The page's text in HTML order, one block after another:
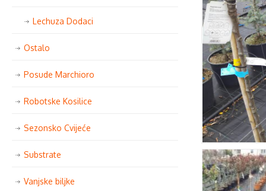
Lechuza Dodaci
Ostalo
Posude Marchioro
Robotske Kosilice
Sezonsko Cvijeće
Substrate
Vanjske biljke